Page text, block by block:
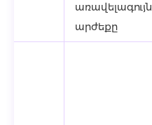
առավելագույն
արժեքը